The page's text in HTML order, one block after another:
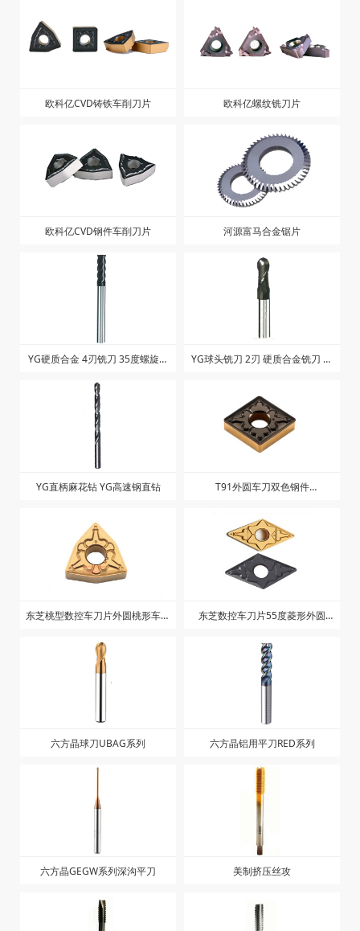
欧科亿CVD铸铁车削刀片 欧科亿螺纹铣刀片
欧科亿CVD钢件车削刀片 河源富马合金锯片
YG硬质合金 4刃铣刀 35度螺旋角
长刃
YG球头铣刀 2刃 硬质合金铣刀 短
YG直柄麻花钻 YG高速钢直钻 T91外圆车刀双色钢件
CNG10404T T91
东芝桃型数控车刀片外圆桃形车床
刀粒WNMG080408/080404-TM
T9125
东芝数控车刀片55度菱形外圆
NMG150404 150408-TM T9125
双色刀粒
六方晶球刀UBAG系列 六方晶铝用平刀RED系列
六方晶GEGW系列深沟平刀 美制挤压丝攻